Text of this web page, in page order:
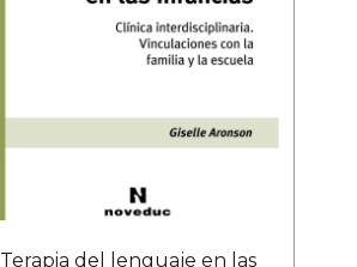
Terapia del lenguaje en las